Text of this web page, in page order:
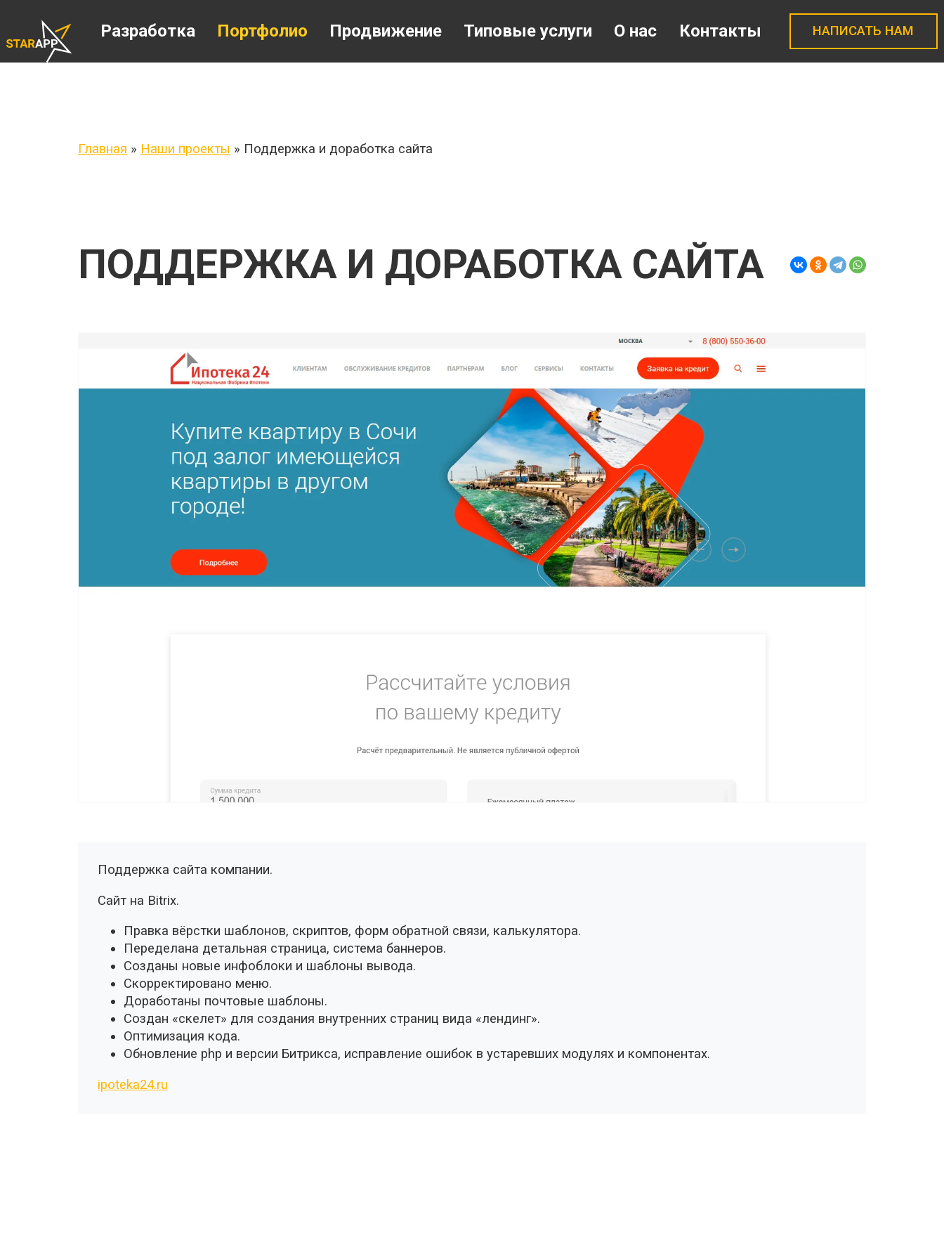
Разработка Портфолио Продвижение Типовые услуги О нас Контакты НАПИСАТЬ НАМ
Главная » Наши проекты » Поддержка и доработка сайта
ПОДДЕРЖКА И ДОРАБОТКА САЙТА
Поддержка сайта компании.
Сайт на Bitrix.
Правка вёрстки шаблонов, скриптов, форм обратной связи, калькулятора.
Переделана детальная страница, система баннеров.
Созданы новые инфоблоки и шаблоны вывода.
Скорректировано меню.
Доработаны почтовые шаблоны.
Создан «скелет» для создания внутренних страниц вида «лендинг».
Оптимизация кода.
Обновление php и версии Битрикса, исправление ошибок в устаревших модулях и компонентах.
ipoteka24.ru